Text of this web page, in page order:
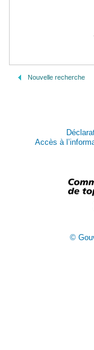
Nouvelle recherche
Accès à
©